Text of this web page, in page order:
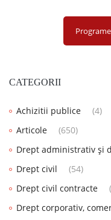
CATEGORII
Achizitii publice
(4)
Articole
(650)
Drept administrativ și
Drept civil
(54)
Drept civil contracte
Drept corporativ,